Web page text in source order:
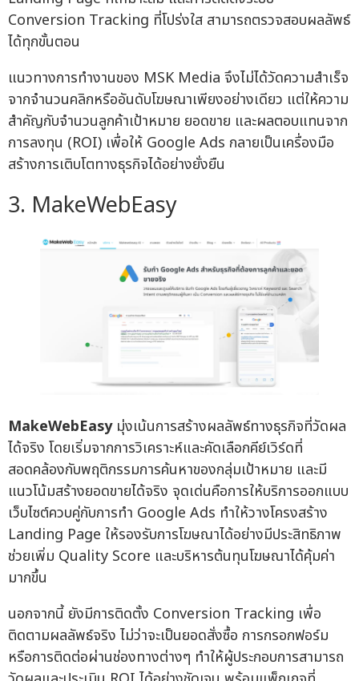
Conversion Tracking ที่โปร่งใส สามารถตรวจสอบผลลัพธ์
ได้ทุกขั้นตอน
แนวทางการทำงานของ MSK Media จึงไม่ได้วัดความสำเร็จ
จากจำนวนคลิกหรืออันดับโฆษณาเพียงอย่างเดียว แต่ให้ความ
สำคัญกับจำนวนลูกค้าเป้าหมาย ยอดขาย และผลตอบแทนจาก
การลงทุน (ROI) เพื่อให้ Google Ads กลายเป็นเครื่องมือ
สร้างการเติบโตทางธุรกิจได้อย่างยั่งยืน
3. MakeWebEasy
MakeWebEasyมุ่งเน้นการสร้างผลลัพธ์ทางธุรกิจที่วัดผล
ได้จริง โดยเริ่มจากการวิเคราะห์และคัดเลือกคีย์เวิร์ดที่
สอดคล้องกับพฤติกรรมการค้นหาของกลุ่มเป้าหมาย และมี
แนวโน้มสร้างยอดขายได้จริง จุดเด่นคือการให้บริการออกแบบ
เว็บไซต์ควบคู่กับการทำ Google Ads ทำให้วางโครงสร้าง
Landing Page ให้รองรับการโฆษณาได้อย่างมีประสิทธิภาพ
ช่วยเพิ่ม Quality Score และบริหารต้นทุนโฆษณาได้คุ้มค่า
มากขึ้น
นอกจากนี้ ยังมีการติดตั้ง Conversion Tracking เพื่อ
ติดตามผลลัพธ์จริง ไม่ว่าจะเป็นยอดสั่งซื้อ การกรอกฟอร์ม
หรือการติดต่อผ่านช่องทางต่างๆ ทำให้ผู้ประกอบการสามารถ